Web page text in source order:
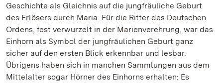
Geschichte als Gleichnis auf die jungfräuliche Geburt
des Erlösers durch Maria. Für die Ritter des Deutschen
Ordens, fest verwurzelt in der Marienverehrung, war das
Einhorn als Symbol der jungfräulichen Geburt ganz
sicher auf den ersten Blick erkennbar und lesbar.
Übrigens haben sich in manchen Sammlungen aus dem
Mittelalter sogar Hörner des Einhorns erhalten: Es